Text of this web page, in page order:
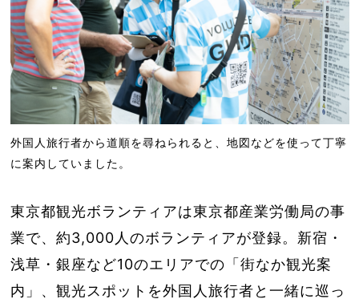
外国人旅行者から道順を尋ねられると、地図などを使って丁寧
に案内していました。
東京都観光ボランティアは東京都産業労働局の事
業で、約3,000人のボランティアが登録。新宿・
浅草・銀座など10のエリアでの「街なか観光案
内」、観光スポットを外国人旅行者と一緒に巡っ